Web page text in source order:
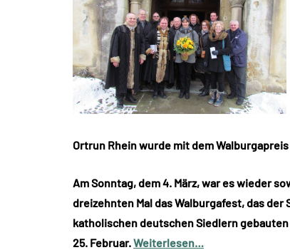
Ortrun Rhein wurde mit dem
Am Sonntag, dem 4. März, war es wieder
dreizehnten Mal das Walburgafest, das
katholischen deutschen Siedlern
25. Februar.Weiterlesen…